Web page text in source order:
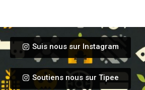
Suis nous sur Instagram
Soutiens nous sur Tipee